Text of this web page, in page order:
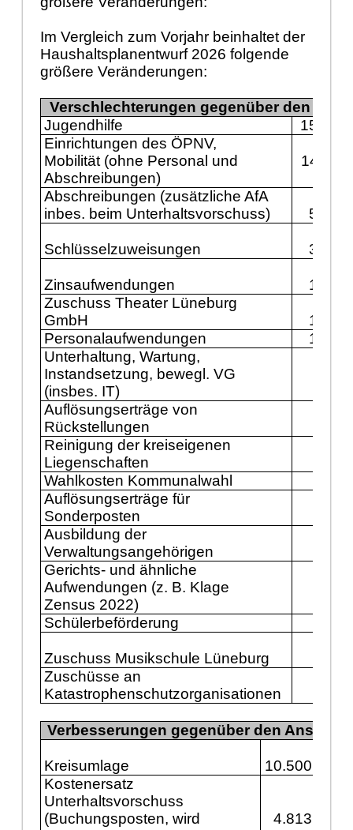
Im Vergleich zum Vorjahr beinhaltet der
Haushaltsplanentwurf 2026 folgende
größere Veränderungen:
Verschlechterungen gegenüber den
Jugendhilfe
Einrichtungen des ÖPNV,
Mobilität (ohne Personal und
Abschreibungen)
Abschreibungen (zusätzliche AfA
inbes. beim Unterhaltsvorschuss)
Schlüsselzuweisungen
Zinsaufwendungen
Zuschuss Theater Lüneburg
GmbH
Personalaufwendungen
Unterhaltung, Wartung,
Instandsetzung, bewegl. VG
(insbes. IT)
Auflösungserträge von
Rückstellungen
Reinigung der kreiseigenen
Liegenschaften
Wahlkosten Kommunalwahl
Auflösungserträge für
Sonderposten
Ausbildung der
Verwaltungsangehörigen
Gerichts- und ähnliche
Aufwendungen (z. B. Klage
Zensus 2022)
Schülerbeförderung
Zuschuss Musikschule Lüneburg
Zuschüsse an
Katastrophenschutzorganisationen
Verbesserungen gegenüber den
Kreisumlage
10.500.000
Kostenersatz
Unterhaltsvorschuss
(Buchungsposten, wird
4.813.000